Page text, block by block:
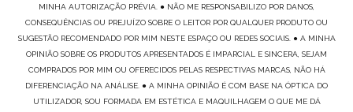
MINHA AUTORIZAÇÃO PRÉVIA. ● NÃO ME RESPONSABILIZO POR DANOS,
CONSEQUÊNCIAS OU PREJUÍZO SOBRE O LEITOR POR QUALQUER PRODUTO OU
SUGESTÃO RECOMENDADO POR MIM NESTE ESPAÇO OU REDES SOCIAIS. ● A MINHA
OPINIÃO SOBRE OS PRODUTOS APRESENTADOS É IMPARCIAL E SINCERA, SEJAM
COMPRADOS POR MIM OU OFERECIDOS PELAS RESPECTIVAS MARCAS, NÃO HÁ
DIFERENCIAÇÃO NA ANÁLISE. ● A MINHA OPINIÃO É COM BASE NA ÓPTICA DO
UTILIZADOR, SOU FORMADA EM ESTÉTICA E MAQUILHAGEM O QUE ME DÁ